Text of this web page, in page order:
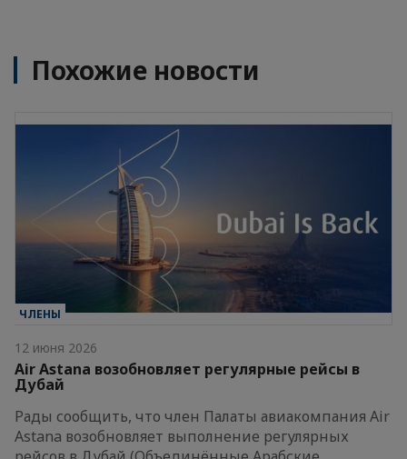
Похожие новости
ЧЛЕНЫ
12 июня 2026
Air Astana возобновляет регулярные рейсы в
Дубай
Рады сообщить, что член Палаты авиакомпания Air
Astana возобновляет выполнение регулярных